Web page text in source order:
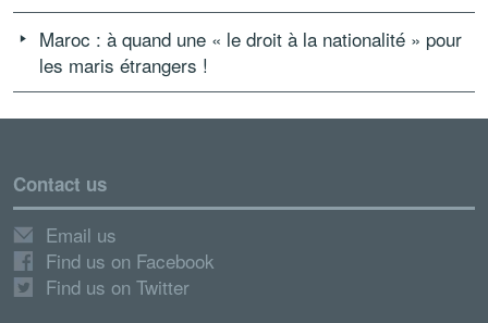
Maroc : à quand une « le droit à la nationalité » pour
les maris étrangers !
Contact us
Email us
Find us on Facebook
Find us on Twitter